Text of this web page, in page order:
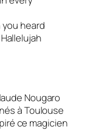
heard
Nougaro
à Toulouse
ce magicien